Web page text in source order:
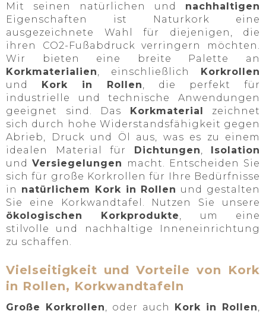
Mit seinen natürlichen und nachhaltigen
Eigenschaften ist Naturkork eine
ausgezeichnete Wahl für diejenigen, die
ihren CO2-Fußabdruck verringern möchten.
Wir bieten eine breite Palette an
Korkmaterialien, einschließlich Korkrollen
und Kork in Rollen, die perfekt für
industrielle und technische Anwendungen
geeignet sind. Das Korkmaterial zeichnet
sich durch hohe Widerstandsfähigkeit gegen
Abrieb, Druck und Öl aus, was es zu einem
idealen Material für Dichtungen, Isolation
undVersiegelungen
macht. Entscheiden Sie
sich für große Korkrollen für Ihre Bedürfnisse
in natürlichem Kork in Rollen und gestalten
Sie eine Korkwandtafel. Nutzen Sie unsere
ökologischen Korkprodukte, um eine
stilvolle und nachhaltige Inneneinrichtung
zu schaffen.
Vielseitigkeit und Vorteile von Kork
in Rollen, Korkwandtafeln
Große Korkrollen, oder auch Kork in Rollen,